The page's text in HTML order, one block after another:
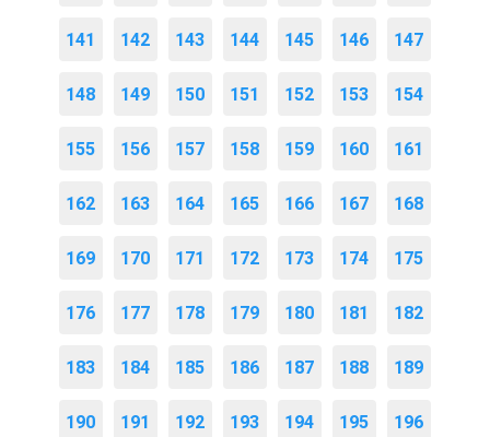
141 142 143 144 145 146 147
148 149 150 151 152 153 154
155 156 157 158 159 160 161
162 163 164 165 166 167 168
169 170 171 172 173 174 175
176 177 178 179 180 181 182
183 184 185 186 187 188 189
190 191 192 193 194 195 196